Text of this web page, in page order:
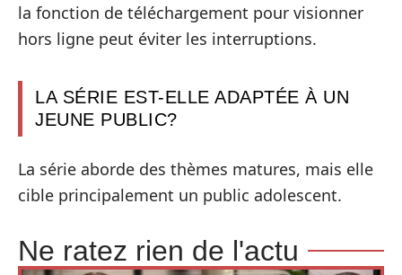
la fonction de téléchargement pour visionner
hors ligne peut éviter les interruptions.
LA SÉRIE EST-ELLE ADAPTÉE À UN
JEUNE PUBLIC?
La série aborde des thèmes matures, mais elle
cible principalement un public adolescent.
Ne ratez rien de l'actu